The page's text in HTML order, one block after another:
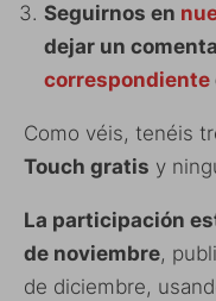
Seguirnos en
dejar un
correspondiente
Como véis, tenéis
Touch gratis y
La participación
de noviembre,
de diciembre,